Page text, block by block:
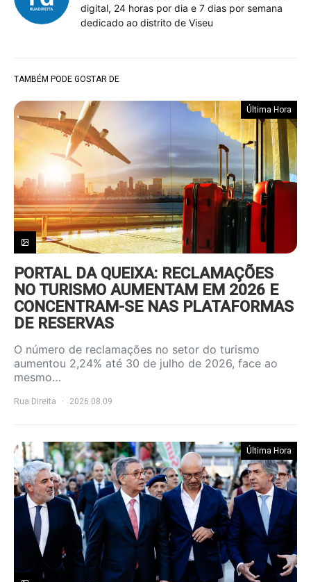
digital, 24 horas por dia e 7 dias por semana
dedicado ao distrito de Viseu
TAMBÉM PODE GOSTAR DE
Última Hora
PORTAL DA QUEIXA: RECLAMAÇÕES
NO TURISMO AUMENTAM EM 2026 E
CONCENTRAM-SE NAS PLATAFORMAS
DE RESERVAS
O número de reclamações no setor do turismo
aumentou 2,24% até 30 de julho de 2026, face ao
mesmo…
Rua Direita 2026.08.09
Última Hora